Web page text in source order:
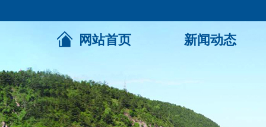
网站首页 新闻动态